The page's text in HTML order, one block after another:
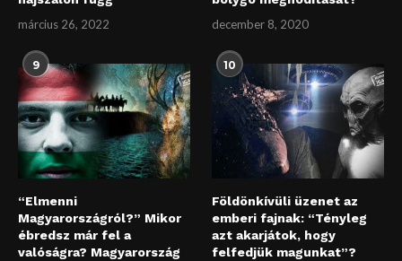
március 26, 2022
december 8, 2020
9
“Elmenni
Magyarországról?” Mikor
ébredsz már fel a
valóságra? Magyarország
10
Földönkívüli üzenet az
emberi fajnak: “Tényleg
azt akarjátok, hogy
felfedjük magunkat”?